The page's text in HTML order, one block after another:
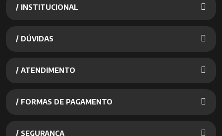
/ INSTITUCIONAL
/ DÚVIDAS
/ ATENDIMENTO
/ FORMAS DE PAGAMENTO
/ SEGURANÇA